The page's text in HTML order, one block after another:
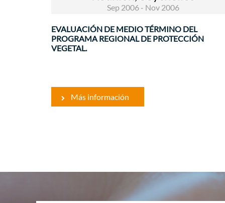
Sep 2006 - Nov 2006
EVALUACIÓN DE MEDIO TÉRMINO DEL
PROGRAMA REGIONAL DE PROTECCIÓN
VEGETAL.
Más información